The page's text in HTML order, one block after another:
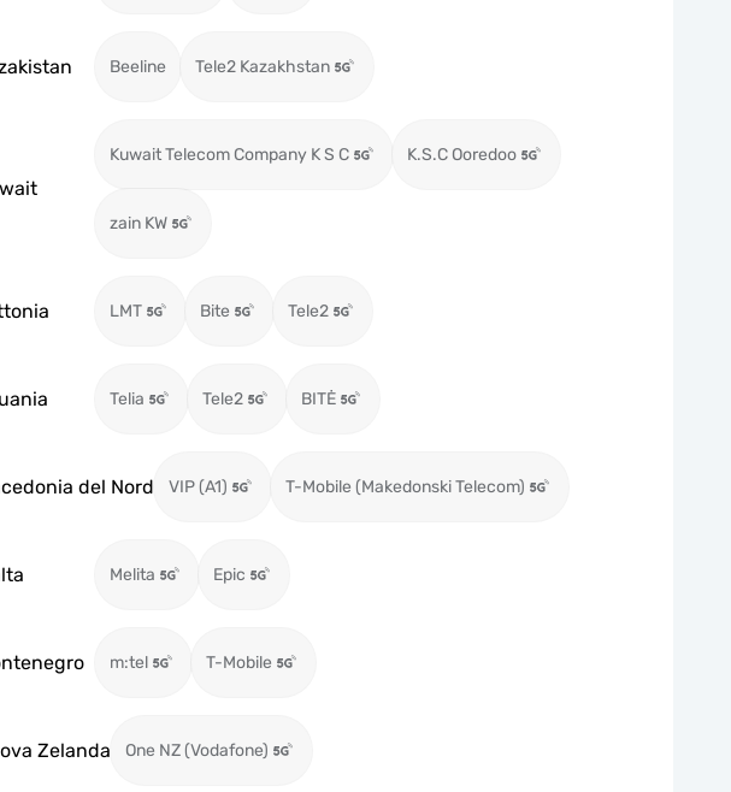
Beeline Tele2 Kazakhstan
Kuwait Telecom Company K S C K.S.C Ooredoo
zain KW
LMT Bite Tele2
Telia Tele2 BITĖ
del Nord VIP (A1) T-Mobile (Makedonski Telecom)
Melita Epic
m:tel T-Mobile
Zelanda One NZ (Vodafone)